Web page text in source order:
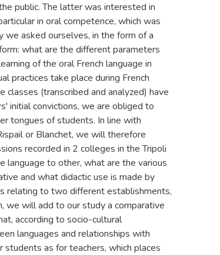
public. The latter was interested in
in oral competence, which was
we asked ourselves, in the form of a
what are the different parameters
of the oral French language in
practices take place during French
classes (transcribed and analyzed) have
initial convictions, we are obliged to
tongues of students. In line with
or Blanchet, we will therefore
recorded in 2 colleges in the Tripoli
language to other, what are the various
and what didactic use is made by
relating to two different establishments,
we will add to our study a comparative
according to socio-cultural
languages and relationships with
students as for teachers, which places